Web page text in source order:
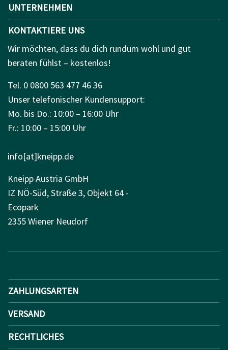
UNTERNEHMEN
KONTAKTIERE UNS
Wir möchten, dass du dich rundum wohl und gut
beraten fühlst – kostenlos!
Tel. 0 0800 563 477 46 36
Unser telefonischer Kundensupport:
Mo. bis Do.: 10:00 – 16:00 Uhr
Fr.: 10:00 – 15:00 Uhr
info[at]kneipp.de
Kneipp Austria GmbH
IZ NÖ-Süd, Straße 3, Objekt 64 -
Ecopark
2355 Wiener Neudorf
ZAHLUNGSARTEN
VERSAND
RECHTLICHES